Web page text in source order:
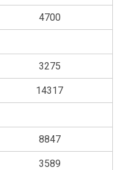
4700
3275
14317
8847
3589